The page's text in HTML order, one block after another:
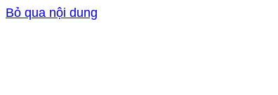
Bỏ qua nội dung